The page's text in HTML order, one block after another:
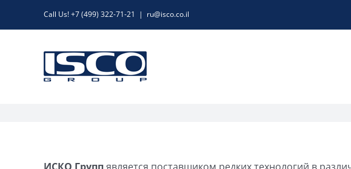
Call Us! +7 (499) 322-71-21 | ru@isco.co.il